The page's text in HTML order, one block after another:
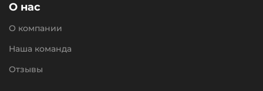
О нас
О компании
Наша команда
Отзывы